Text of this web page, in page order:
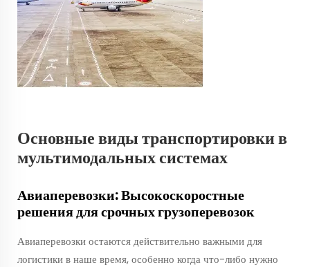
Основные виды транспортировки в
мультимодальных системах
Авиаперевозки: Высокоскоростные
решения для срочных грузоперевозок
Авиаперевозки остаются действительно важными для
логистики в наше время, особенно когда что-либо нужно